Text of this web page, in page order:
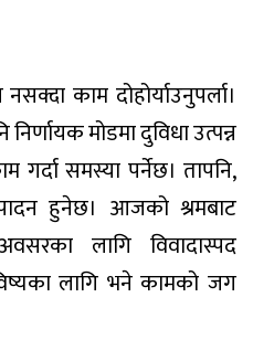
काम दोहोर्याउनुपर्ला।
मोडमा दुविधा उत्पन्न
समस्या पर्नेछ। तापनि,
हुनेछ। आजको श्रमबाट
लागि विवादास्पद
लागि भने कामको जग